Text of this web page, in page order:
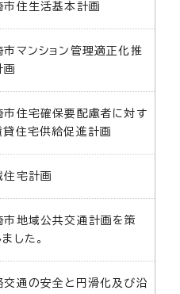
市住生活基本計画
市マンション管理適正化推
画
市住宅確保要配慮者に対す
貸住宅供給促進計画
住宅計画
市地域公共交通計画を策
した。
交通の安全と円滑化及び沿